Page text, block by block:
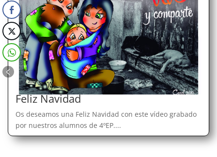
Feliz Navidad
Os deseamos una Feliz Navidad con este vídeo grabado
por nuestros alumnos de 4ºEP....